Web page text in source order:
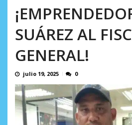
SUÁREZ AL
GENERAL!
julio 19, 2025 0